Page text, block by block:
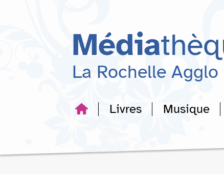
recherche
Média
La Rochelle Agglo
Livres Musique